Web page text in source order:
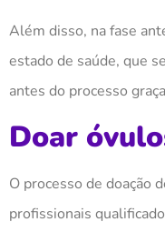
Além disso, na fase
estado de saúde, que
antes do processo
Doar
O processo de doação
profissionais